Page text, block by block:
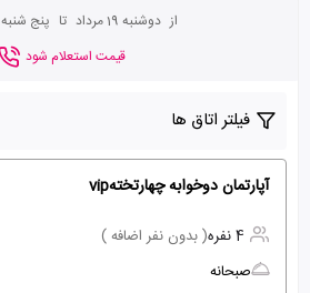
از دوشنبه 19 مرداد تا پنج شنبه 22 مرداد
قیمت استعلام شود
فیلتر اتاق ها
آپارتمان دوخوابه چهارتختهvip
4 نفره
( بدون نفر اضافه )
صبحانه